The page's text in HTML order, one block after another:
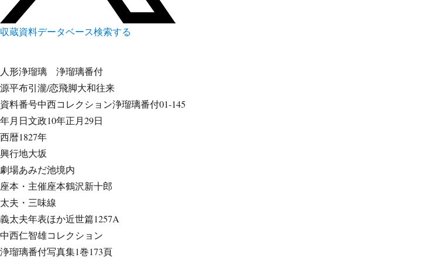
収蔵資料データベース検索する
人形浄瑠璃 浄瑠璃番付
源平布引瀧/恋飛脚大和往来
資料番号中西コレクション浄瑠璃番付01-145
年月日文政10年正月29日
西暦1827年
興行地大坂
劇場あみだ池境内
座本・主催座本鶴沢新十郎
太夫・三味線
義太夫年表ほか近世篇1257A
中西仁智雄コレクション
浄瑠璃番付写真集1巻173頁